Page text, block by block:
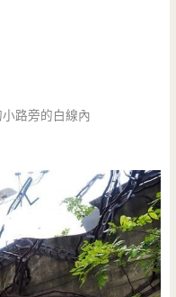
路旁的白線內